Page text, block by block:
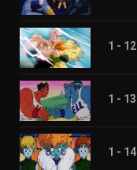
1 - 12
1 - 13
1 - 14